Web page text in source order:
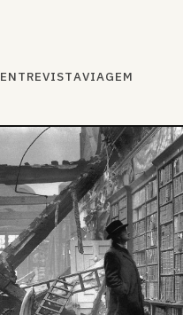
ENTREVISTAVIAGEM